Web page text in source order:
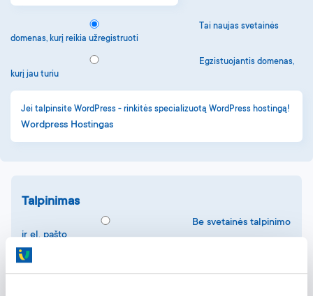
Partnerių programa
Tai naujas svetainės
domenas, kurį reikia užregistruoti
Egzistuojantis domenas,
kurį jau turiu
Jei talpinsite WordPress - rinkitės specializuotą WordPress hostingą!
Wordpress Hostingas
Talpinimas
Be svetainės talpinimo
ir el. pašto